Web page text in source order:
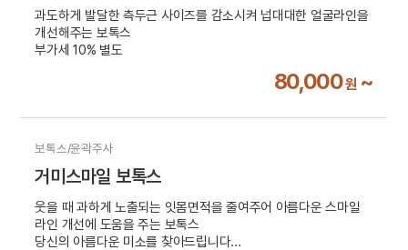
과도하게 발달한 측두근 사이즈를 감소시켜 넙대대한 얼굴라인을
개선해주는 보톡스
부가세 10% 별도
80,000원 ~
보톡스/윤곽주사
거미스마일 보톡스
웃을 때 과하게 노출되는 잇몸면적을 줄여주어 아름다운 스마일
라인 개선에 도움을 주는 보톡스
당신의 아름다운 미소를 찾아드립니다